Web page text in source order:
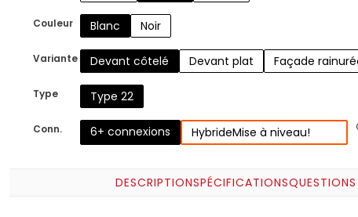
Couleur Blanc Noir
Variante Devant côtelé Devant plat Façade
Type Type 22
Conn. 6+ connexions HybrideMise à niveau!
DESCRIPTIONSPÉCIFICATIONSQUESTIONS